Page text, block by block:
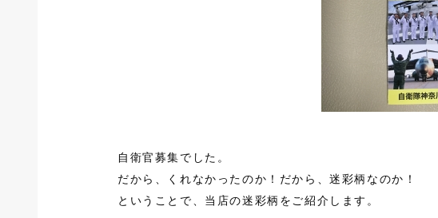
自衛官募集でした。
だから、くれなかったのか！だから、迷彩柄なのか！
ということで、当店の迷彩柄をご紹介します。